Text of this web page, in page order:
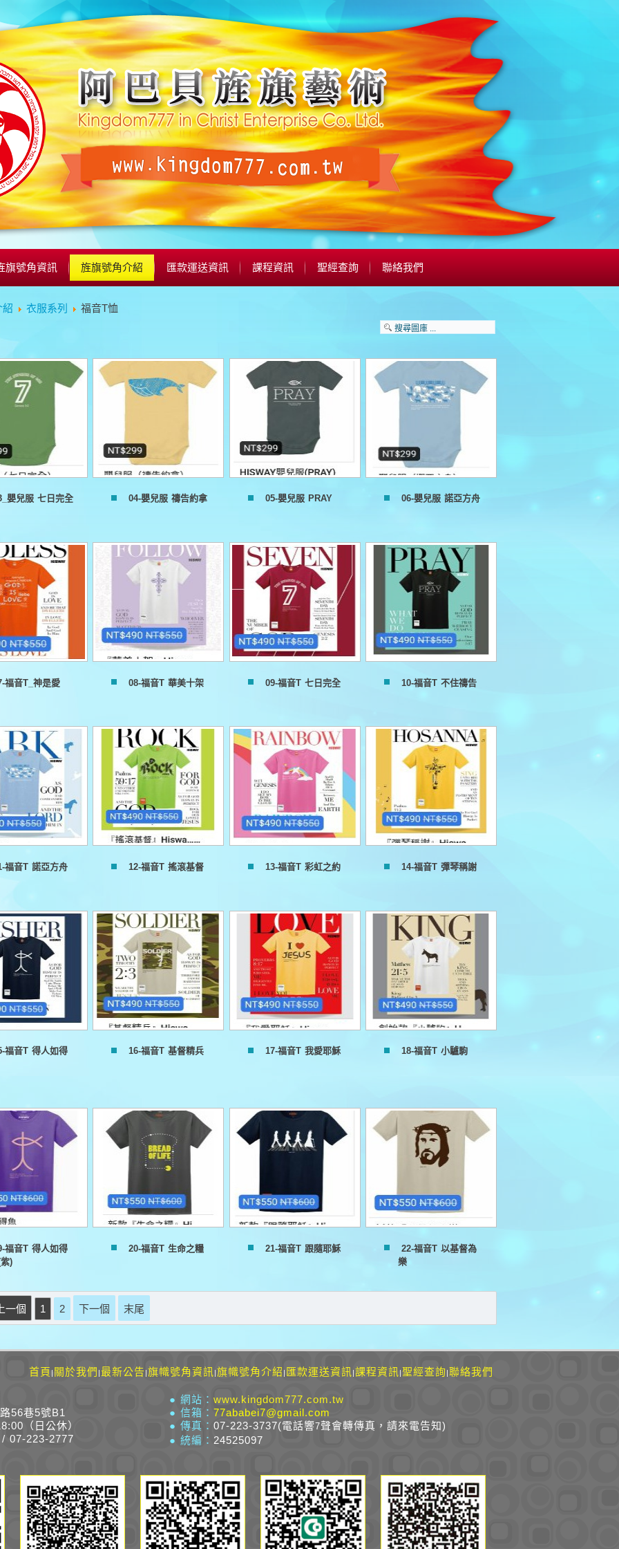
旗號角資訊 旌旗號角介紹 匯款運送資訊 課程資訊 聖經查詢 聯絡我們
紹 衣服系列 福音T恤
嬰兒服 七日完全 04-嬰兒服 禱告約拿 05-嬰兒服 PRAY 06-嬰兒服 諾亞方舟
福音T_神是愛 08-福音T 華美十架 09-福音T 七日完全 10-福音T 不住禱告
福音T 諾亞方舟 12-福音T 搖滾基督 13-福音T 彩虹之約 14-福音T 彈琴稱謝
福音T 得人如得 16-福音T 基督精兵 17-福音T 我愛耶穌 18-福音T 小驢駒
福音T 得人如得
)
20-福音T 生命之糧 21-福音T 跟隨耶穌
22-福音T 以基督為
樂
一個 1 2 下一個 末尾
首頁 | 關於我們 | 最新公告 |旗幟號角資訊 |旗幟號角介紹 | 匯款運送資訊 |課程資訊 |聖經查詢 |聯絡我們
56巷5號B1
（日公休）
07-223-2777
● 網站： www.kingdom777.com.tw
● 信箱： 77ababei7@gmail.com
● 傳真： 07-223-3737(電話響7聲會轉傳真，請來電告知)
● 統編： 24525097